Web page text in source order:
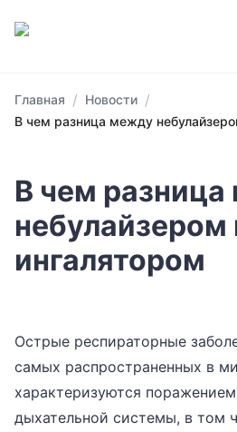
Главная / Новости /
В чем разница между
В чем
небулайзером
ингалятором
Острые респираторные
самых распространенных в
характеризуются
дыхательной системы, в том